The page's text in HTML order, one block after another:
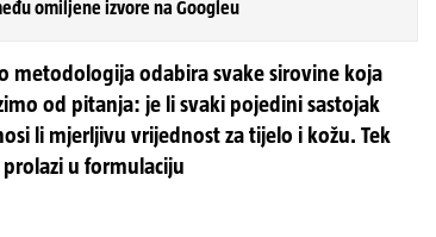
omiljene izvore na Googleu
metodologija odabira svake sirovine koja
od pitanja: je li svaki pojedini sastojak
li mjerljivu vrijednost za tijelo i kožu. Tek
u formulaciju